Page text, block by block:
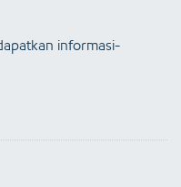
informasi-